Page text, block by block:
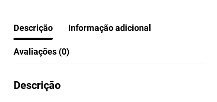
Descrição Informação adicional
Avaliações (0)
Descrição